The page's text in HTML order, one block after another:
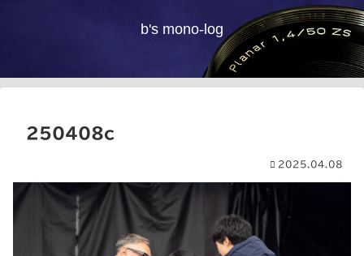
b's mono-log
250408c
2025.04.08